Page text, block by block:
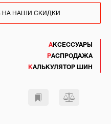
АКСЕССУАРЫ
РАСПРОДАЖА
КАЛЬКУЛЯТОР ШИН
НА НАШИ СКИДКИ